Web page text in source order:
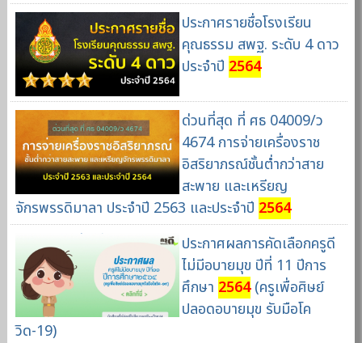
ประกาศรายชื่อโรงเรียน
คุณธรรม สพฐ. ระดับ 4 ดาว
ประจำปี 2564
ด่วนที่สุด ที่ ศธ 04009/ว
4674 การจ่ายเครื่องราช
อิสริยาภรณ์ชั้นต่ำกว่าสาย
สะพาย และเหรียญ
จักรพรรดิมาลา ประจำปี 2563 และประจำปี 2564
ประกาศผลการคัดเลือกครูดี
ไม่มีอบายมุข ปีที่ 11 ปีการ
ศึกษา 2564(ครูเพื่อศิษย์
ปลอดอบายมุข รับมือโค
วิด-19)